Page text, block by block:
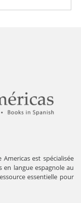
est spécialisée
langue espagnole au
essentielle pour